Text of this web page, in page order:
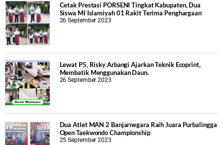
Cetak Prestasi PORSENI Tingkat Kabupaten, Dua
Siswa MI Islamiyah 01 Rakit Terima Penghargaan
26 September 2023
Lewat P5, Risky Arbangi Ajarkan Teknik Ecoprint,
Membatik Menggunakan Daun.
26 September 2023
Dua Atlet MAN 2 Banjarnegara Raih Juara Purbalingga
Open Taekwondo Championship
25 September 2023